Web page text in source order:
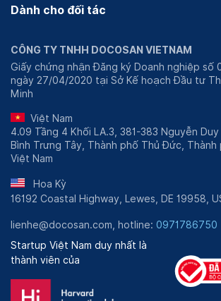
Dành cho đối tác
CÔNG TY TNHH DOCOSAN VIETNAM
Giấy chứng nhận Đăng ký Doanh nghiệp số
ngày 27/04/2020 tại Sở Kế hoạch Đầu tư
Minh
Việt Nam
4.09 Tầng 4 Khối LA.3, 381-383 Nguyễn
Bình Trưng Tây, Thành phố Thủ Đức, Thành
Việt Nam
Hoa Kỳ
16192 Coastal Highway, Lewes, DE 19958,
lienhe@docosan.com, hotline: 0971786750
Startup Việt Nam duy nhất là
thành viên của